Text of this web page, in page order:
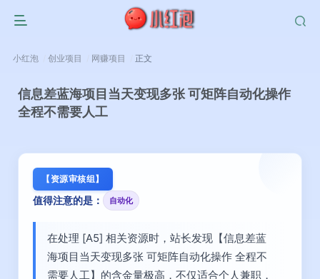
小红泡 创业项目 网赚项目 正文
信息差蓝海项目当天变现多张 可矩阵自动化操作
全程不需要人工
【资源审核组】
值得注意的是： 自动化
在处理 [A5] 相关资源时，站长发现【信息差蓝
海项目当天变现多张 可矩阵自动化操作 全程不
需要人工】的含金量极高，不仅适合个人兼职，